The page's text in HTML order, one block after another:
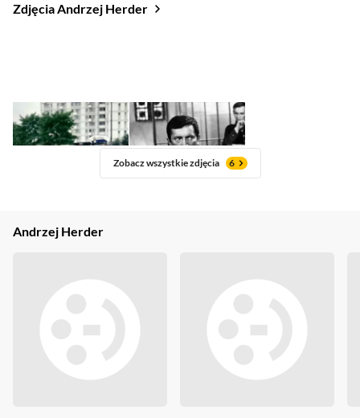
Zdjęcia Andrzej Herder
Zobacz wszystkie zdjęcia 6
Andrzej Herder